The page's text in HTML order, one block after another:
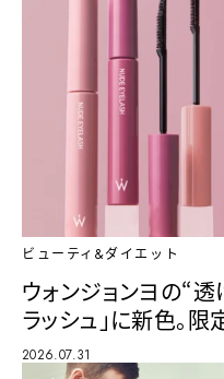
ビューティ&ダイエット
ウォンジョンヨの“透
ラッシュ」に新色。
2026.07.31